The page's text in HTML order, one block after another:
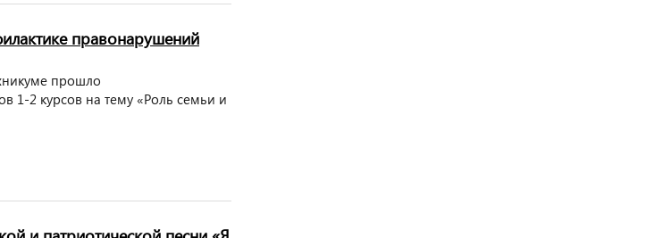
правонарушений
прошло
1-2 курсов на тему «Роль семьи и